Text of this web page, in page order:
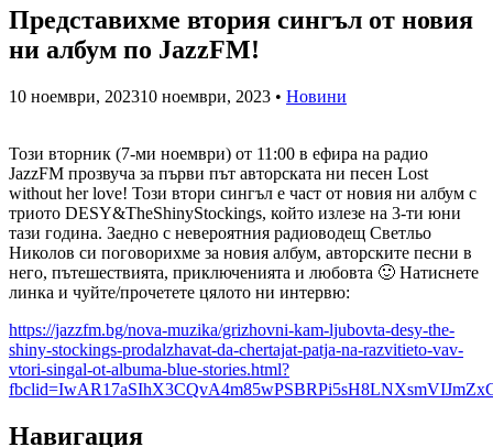
Представихме втория сингъл от новия
ни албум по JazzFM!
10 ноември, 202310 ноември, 2023 • Новини
Този вторник (7-ми ноември) от 11:00 в ефира на радио
JazzFM прозвуча за първи път авторската ни песен Lost
without her love! Този втори сингъл е част от новия ни албум с
триото DESY&TheShinyStockings, който излезе на 3-ти юни
тази година. Заедно с невероятния радиоводещ Светльо
Николов си поговорихме за новия албум, авторските песни в
него, пътешествията, приключенията и любовта 🙂 Натиснете
линка и чуйте/прочетете цялото ни интервю:
https://jazzfm.bg/nova-muzika/grizhovni-kam-ljubovta-desy-the-
shiny-stockings-prodalzhavat-da-chertajat-patja-na-razvitieto-vav-
vtori-singal-ot-albuma-blue-stories.html?
Навигация